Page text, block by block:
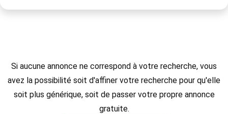
Si aucune annonce ne correspond à votre recherche, vous
avez la possibilité soit d'affiner votre recherche pour qu'elle
soit plus générique, soit de passer votre propre annonce
gratuite.